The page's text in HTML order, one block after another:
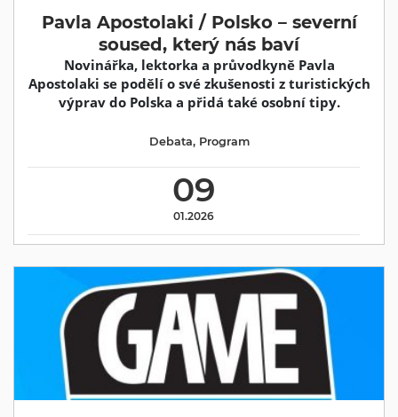
Pavla Apostolaki / Polsko – severní
soused, který nás baví
Novinářka, lektorka a průvodkyně Pavla
Apostolaki se podělí o své zkušenosti z turistických
výprav do Polska a přidá také osobní tipy.
09
01.2026
Debata, Program